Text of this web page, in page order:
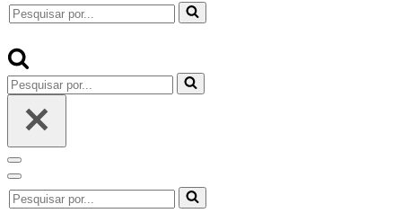
Pesquisar
por...
Pesquisar
por...
Menu
de
navegação
Menu
de
navegação
Pesquisar
por...